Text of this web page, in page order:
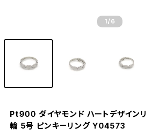
1 /6
Pt900 ダイヤモンド ハートデザイン
輪 5号 ピンキーリング Y04573